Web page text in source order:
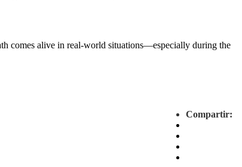
comes alive in real-world situations—especially during the
Compartir: